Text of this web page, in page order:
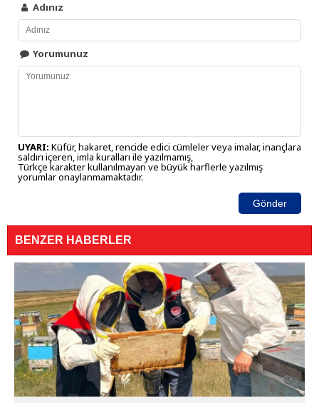
Adınız
Yorumunuz
UYARI: Küfür, hakaret, rencide edici cümleler veya imalar, inançlara
saldırı içeren, imla kuralları ile yazılmamış,
Türkçe karakter kullanılmayan ve büyük harflerle yazılmış
yorumlar onaylanmamaktadır.
Gönder
BENZER HABERLER